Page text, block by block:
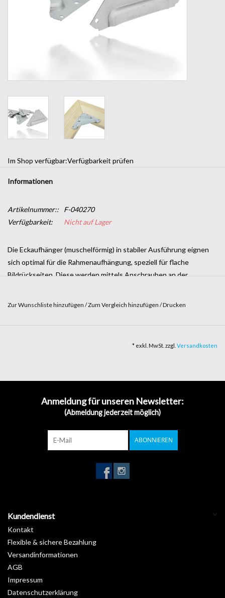
Im Shop verfügbar:Verfügbarkeit prüfen
Informationen
Artikelnummer::
F-040270
Verfügbarkeit:
Nicht auf Lager
Die Eckaufhänger (muschelförmig) in stabiler Ausführung eignen
sich optimal für die Rahmenaufhängung, speziell für flache
Bildrückseiten. Diese werden mittels Anschrauben an der
Zur Wunschliste hinzufügen /Zum Vergleich hinzufügen /Drucken
* exkl. MwSt. zzgl. Versandkosten
Anmeldung für unseren Newsletter:
(Abmeldung jederzeit möglich)
ABONNIEREN
Kundendienst
Kontakt
Flexible & sichere Bezahlung
Versandinformationen
AGB
Impressum
Datenschutzerklärung